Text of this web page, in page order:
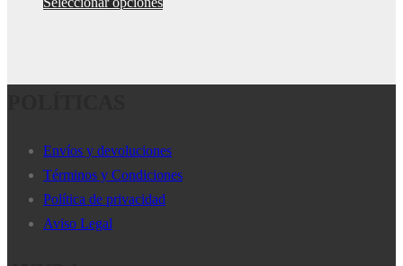
opciones
se
pueden
Envíos y devoluciones
Términos y Condiciones
Política de privacidad
Aviso Legal